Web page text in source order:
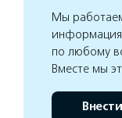
Мы
по любому
Вместе мы